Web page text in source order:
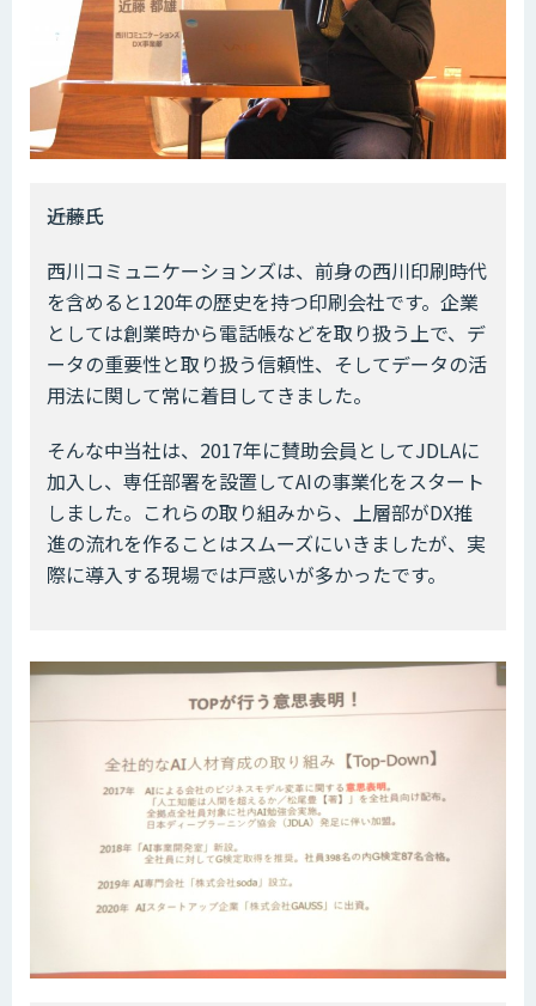
――近藤氏
西川コミュニケーションズは、前身の西川印刷時代
を含めると120年の歴史を持つ印刷会社です。企業
としては創業時から電話帳などを取り扱う上で、デ
ータの重要性と取り扱う信頼性、そしてデータの活
用法に関して常に着目してきました。
そんな中当社は、2017年に賛助会員としてJDLAに
加入し、専任部署を設置してAIの事業化をスタート
しました。これらの取り組みから、上層部がDX推
進の流れを作ることはスムーズにいきましたが、実
際に導入する現場では戸惑いが多かったです。